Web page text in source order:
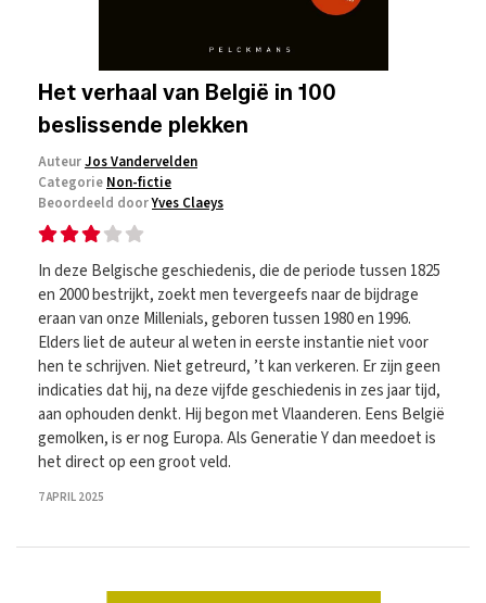
Het verhaal van België in 100
beslissende plekken
AuteurJos Vandervelden
Categorie Non-fictie
Beoordeeld doorYves Claeys
In deze Belgische geschiedenis, die de periode tussen 1825
en 2000 bestrijkt, zoekt men tevergeefs naar de bijdrage
eraan van onze Millenials, geboren tussen 1980 en 1996.
Elders liet de auteur al weten in eerste instantie niet voor
hen te schrijven. Niet getreurd, ’t kan verkeren. Er zijn geen
indicaties dat hij, na deze vijfde geschiedenis in zes jaar tijd,
aan ophouden denkt. Hij begon met Vlaanderen. Eens België
gemolken, is er nog Europa. Als Generatie Y dan meedoet is
het direct op een groot veld.
7 APRIL 2025